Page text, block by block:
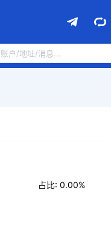
占比: 0.00%